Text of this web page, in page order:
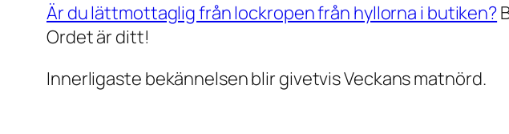
Är du lättmottaglig från lockropen från hyllorna i butiken?
Ordet är ditt!
Innerligaste bekännelsen blir givetvis Veckans matnörd.